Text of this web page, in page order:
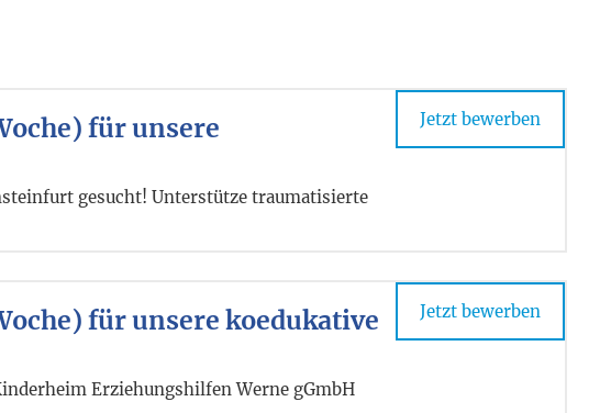
für unsere
gesucht! Unterstütze traumatisierte
Jetzt bewerben
für unsere koedukative
Erziehungshilfen Werne gGmbH
Jetzt bewerben